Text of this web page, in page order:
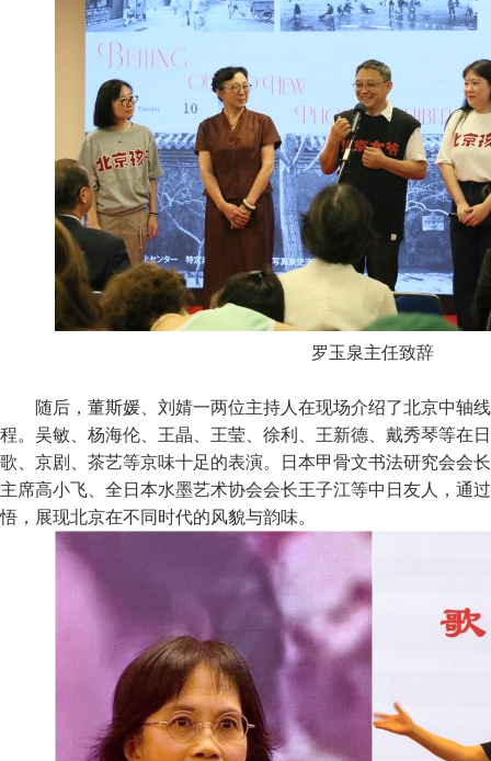
罗玉泉主任致辞
随后，董斯媛、刘婧一两位主持人在现场介绍了北京中轴
程。吴敏、杨海伦、王晶、王莹、徐利、王新德、戴秀琴等在
歌、京剧、茶艺等京味十足的表演。日本甲骨文书法研究会会
主席高小飞、全日本水墨艺术协会会长王子江等中日友人，通
悟，展现北京在不同时代的风貌与韵味。